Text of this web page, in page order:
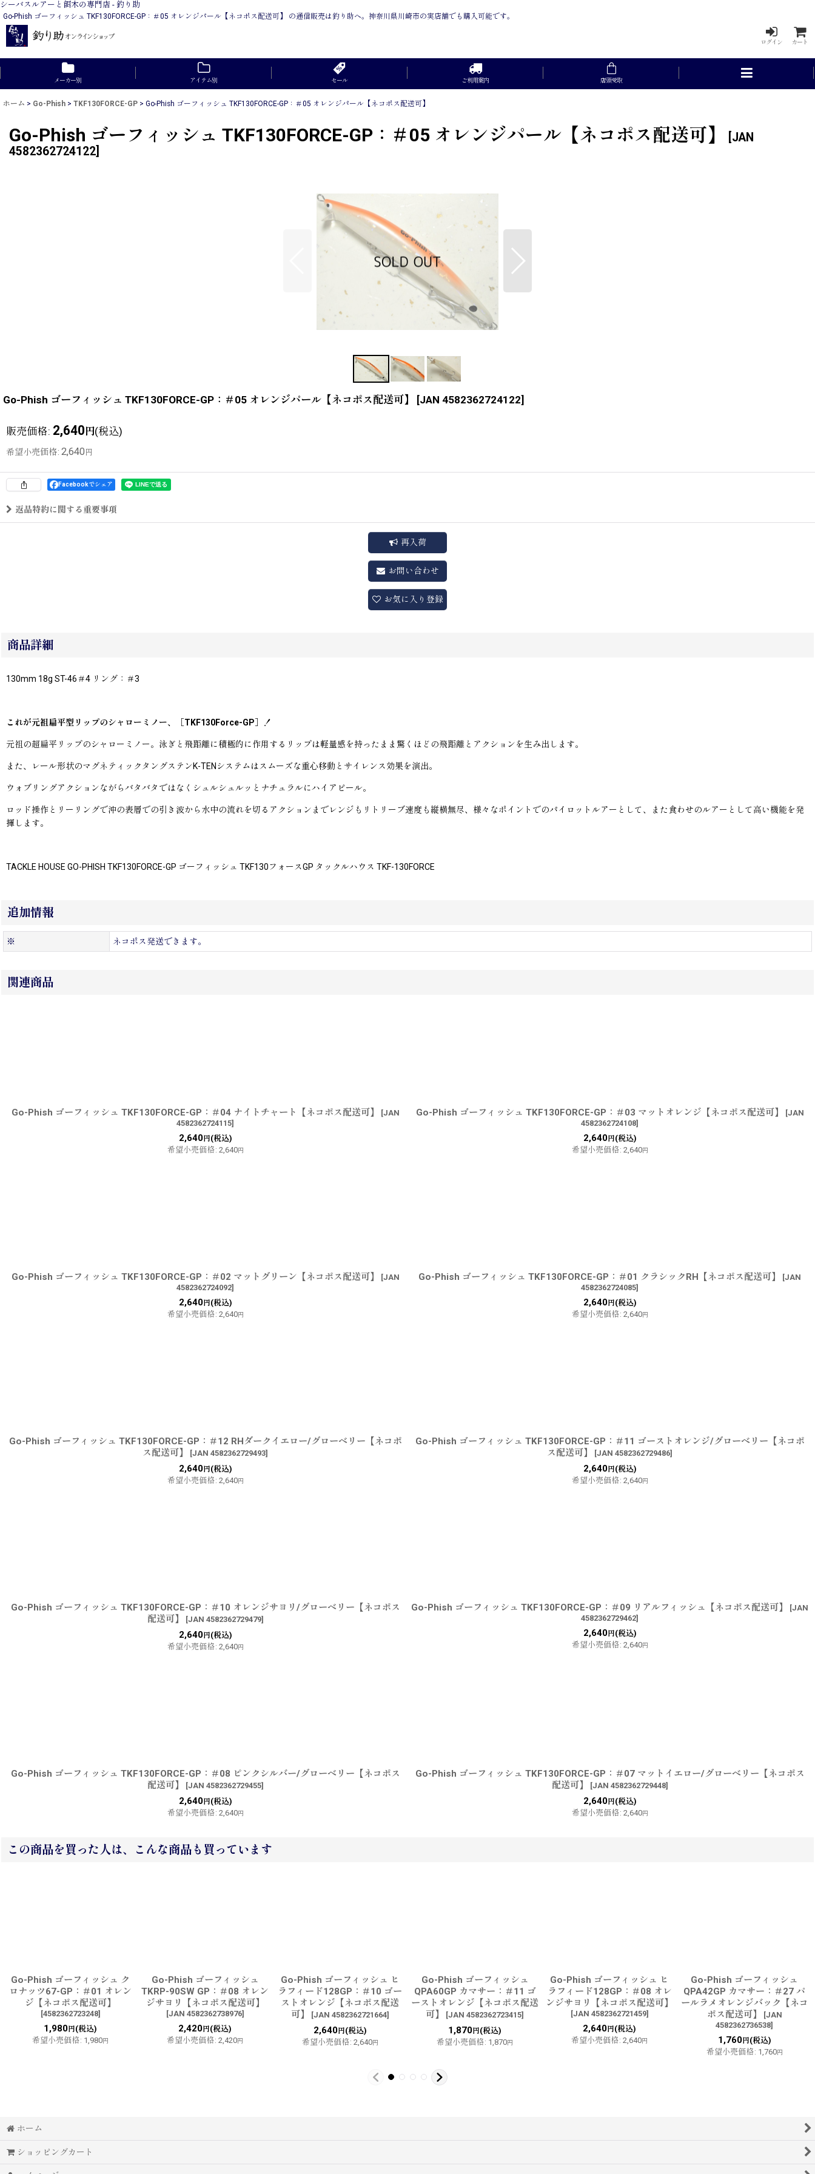
シーバスルアーと餌木の専門店 - 釣り助
Go-Phish ゴーフィッシュ TKF130FORCE-GP：＃05 オレンジパール【ネコポス配送可】 の通信販売は釣り助へ。神奈川県川崎市の実店舗でも購入可能です。
ログイン カート
メーカー別 アイテム別 セール ご利用案内 店頭受取
ホーム > Go-Phish > TKF130FORCE-GP > Go-Phish ゴーフィッシュ TKF130FORCE-GP：＃05 オレンジパール【ネコポス配送可】
Go-Phish ゴーフィッシュ TKF130FORCE-GP：＃05 オレンジパール【ネコポス配送可】
JAN
4582362724122
Go-Phish ゴーフィッシュ TKF130FORCE-GP：＃05 オレンジパール【ネコポス配送可】 [JAN 4582362724122]
販売価格: 2,640円(税込)
希望小売価格: 2,640 円
Facebookでシェア
返品特約に関する重要事項
再入荷
お問い合わせ
お気に入り登録
商品詳細
130mm 18g ST-46＃4 リング：＃3
これが元祖扁平型リップのシャローミノー、［TKF130Force-GP］！
元祖の超扁平リップのシャローミノー。泳ぎと飛距離に積極的に作用するリップは軽量感を持ったまま驚くほどの飛距離とアクションを生み出します。
また、レール形状のマグネティックタングステンK-TENシステムはスムーズな重心移動とサイレンス効果を演出。
ウォブリングアクションながらバタバタではなくシュルシュルッとナチュラルにハイアピール。
ロッド操作とリーリングで沖の表層での引き波から水中の流れを切るアクションまでレンジもリトリーブ速度も縦横無尽、様々なポイントでのパイロットルアーとして、また食わせのルアーとして高い機能を発
揮します。
TACKLE HOUSE GO-PHISH TKF130FORCE-GP ゴーフィッシュ TKF130フォースGP タックルハウス TKF-130FORCE
追加情報
※ ネコポス発送できます。
関連商品
Go-Phish ゴーフィッシュ TKF130FORCE-GP：＃04 ナイトチャート【ネコポス配送可】 [JAN
4582362724115]
2,640円(税込)
希望小売価格: 2,640円
Go-Phish ゴーフィッシュ TKF130FORCE-GP：＃03 マットオレンジ【ネコポス配送可】 [JAN
4582362724108]
2,640円(税込)
希望小売価格: 2,640円
Go-Phish ゴーフィッシュ TKF130FORCE-GP：＃02 マットグリーン【ネコポス配送可】 [JAN
4582362724092]
2,640円(税込)
希望小売価格: 2,640円
Go-Phish ゴーフィッシュ TKF130FORCE-GP：＃01 クラシックRH【ネコポス配送可】 [JAN
4582362724085]
2,640円(税込)
希望小売価格: 2,640円
Go-Phish ゴーフィッシュ TKF130FORCE-GP：＃12 RHダークイエロー/グローベリー【ネコポ
ス配送可】
[JAN 4582362729493]
2,640円(税込)
希望小売価格: 2,640円
Go-Phish ゴーフィッシュ TKF130FORCE-GP：＃11 ゴーストオレンジ/グローベリー【ネコポ
ス配送可】
[JAN 4582362729486]
2,640円(税込)
希望小売価格: 2,640円
Go-Phish ゴーフィッシュ TKF130FORCE-GP：＃10 オレンジサヨリ/グローベリー【ネコポス
配送可】
[JAN 4582362729479]
2,640円(税込)
希望小売価格: 2,640円
Go-Phish ゴーフィッシュ TKF130FORCE-GP：＃09 リアルフィッシュ【ネコポス配送可】 [JAN
4582362729462]
2,640円(税込)
希望小売価格: 2,640円
Go-Phish ゴーフィッシュ TKF130FORCE-GP：＃08 ピンクシルバー/グローベリー【ネコポス
配送可】
[JAN 4582362729455]
2,640円(税込)
希望小売価格: 2,640円
Go-Phish ゴーフィッシュ TKF130FORCE-GP：＃07 マットイエロー/グローベリー【ネコポス
配送可】
[JAN 4582362729448]
2,640円(税込)
希望小売価格: 2,640円
この商品を買った人は、こんな商品も買っています
Go-Phish ゴーフィッシュ ク
ロナッツ67-GP：＃01 オレン
ジ【ネコポス配送可】
[4582362723248]
1,980 円(税込)
希望小売価格: 1,980円
Go-Phish ゴーフィッシュ
TKRP-90SW GP：＃08 オレン
ジサヨリ【ネコポス配送可】
[JAN 4582362738976]
2,420 円(税込)
希望小売価格: 2,420円
Go-Phish ゴーフィッシュ ヒ
ラフィード128GP：＃10 ゴー
ストオレンジ【ネコポス配送
可】
[JAN 4582362721664]
2,640円(税込)
希望小売価格: 2,640円
Go-Phish ゴーフィッシュ
QPA60GP カマサー：＃11 ゴ
ーストオレンジ【ネコポス配送
可】
[JAN 4582362723415]
1,870 円(税込)
希望小売価格: 1,870円
Go-Phish ゴーフィッシュ ヒ
ラフィード128GP：＃08 オレ
ンジサヨリ【ネコポス配送可】
[JAN 4582362721459]
2,640 円(税込)
希望小売価格: 2,640円
Go-Phish ゴーフィッシュ
QPA42GP カマサー：＃27 パ
ールラメオレンジバック【ネコ
ポス配送可】
[JAN
4582362736538]
1,760円(税込)
希望小売価格: 1,760円
ホーム
ショッピングカート